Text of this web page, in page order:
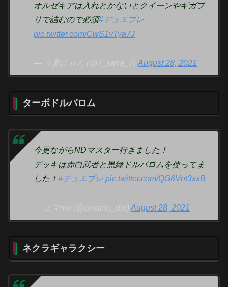
オルゼキアは入れとかないとクイーンやギガブ
リで詰むので必須#デュエプレ
pic.twitter.com/CwS1vTya7J
— 立夏にゃん (@7_sana_7)August 28, 2021
ターボドルバロム
今更ながらNDマスター行きました！
デッキは赤白武者と黒緑ドルバロムを使ってま
した！#デュエプレ pic.twitter.com/QG6Vnt3xxB
— エマmo (@emamo_dm)August 28, 2021
ネクラギャラクシー